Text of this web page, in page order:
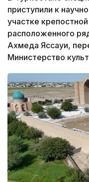
приступили к
участке
расположенного
Ахмеда Яссауи,
Министерство